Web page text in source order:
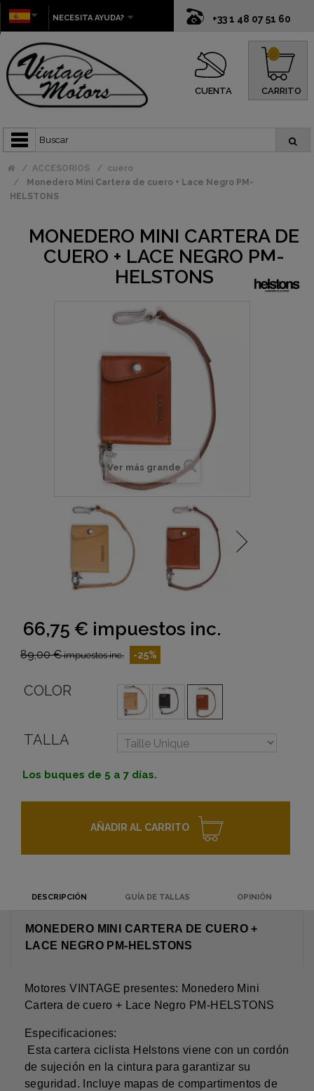
+33 1 48 07 51 60
NECESITA AYUDA?
CUENTA CARRITO
0
ACCESORIOS
cuero
Monedero Mini Cartera de cuero + Lace Negro PM-
HELSTONS
MONEDERO MINI CARTERA DE
CUERO + LACE NEGRO PM-
HELSTONS
Ver más grande
66,75 € impuestos inc.
89,00 €impuestos inc. -25%
COLOR
TALLA
Los buques de 5 a 7 días.
AÑADIR AL CARRITO
DESCRIPCIÓN GUÍA DE TALLAS OPINIÓN
MONEDERO MINI CARTERA DE CUERO +
LACE NEGRO PM-HELSTONS
Motores VINTAGE presentes: Monedero Mini
Cartera de cuero + Lace Negro PM-HELSTONS
Especificaciones:
Esta cartera ciclista Helstons viene con un cordón
de sujeción en la cintura para garantizar su
seguridad. Incluye mapas de compartimentos de